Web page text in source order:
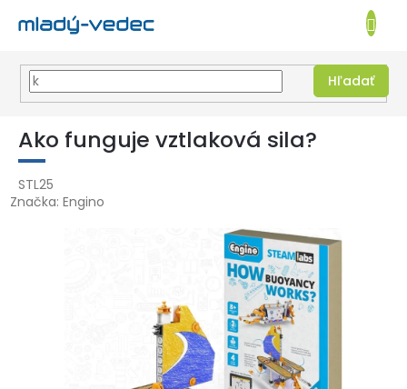
Prejsť
obsah
EUR
Hľadať
KOŠÍK
Ako funguje vztlaková sila?
STL25
Značka: Engino